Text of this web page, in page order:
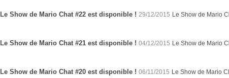
Le Show de Mario Chat #22 est disponible ! 29/12/2015 Le Show de Mario
Le Show de Mario Chat #21 est disponible ! 04/12/2015 Le Show de Mario
Le Show de Mario Chat #20 est disponible ! 06/11/2015 Le Show de Mario